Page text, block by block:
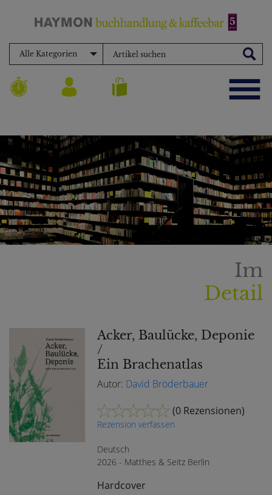
Alle Kategorien
Im
Detail
Acker, Baulücke, Deponie
/
Ein Brachenatlas
Autor: David Bröderbauer
(0 Rezensionen)
Rezension verfassen
Deutsch
2026 - Matthes & Seitz Berlin
Hardcover